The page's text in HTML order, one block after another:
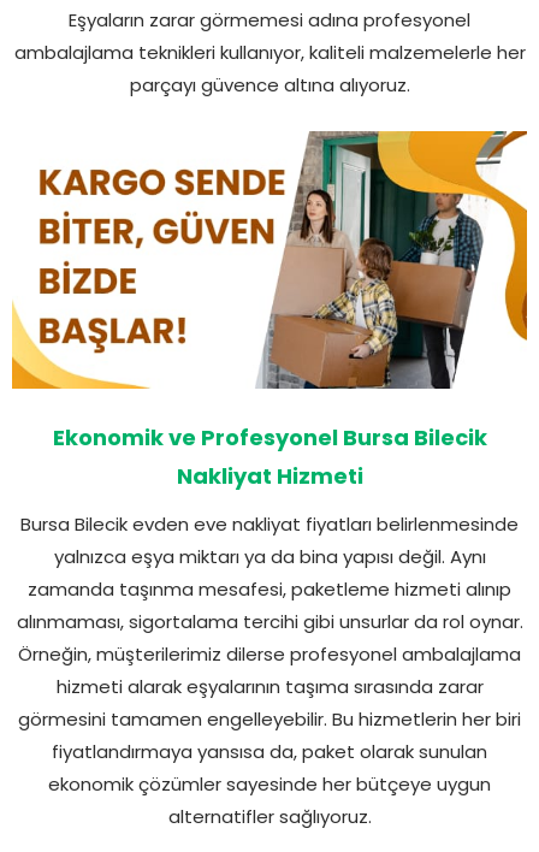
Eşyaların zarar görmemesi adına profesyonel
ambalajlama teknikleri kullanıyor, kaliteli malzemelerle her
parçayı güvence altına alıyoruz.
Ekonomik ve Profesyonel Bursa Bilecik
Nakliyat Hizmeti
Bursa Bilecik evden eve nakliyat fiyatları belirlenmesinde
yalnızca eşya miktarı ya da bina yapısı değil. Aynı
zamanda taşınma mesafesi, paketleme hizmeti alınıp
alınmaması, sigortalama tercihi gibi unsurlar da rol oynar.
Örneğin, müşterilerimiz dilerse profesyonel ambalajlama
hizmeti alarak eşyalarının taşıma sırasında zarar
görmesini tamamen engelleyebilir. Bu hizmetlerin her biri
fiyatlandırmaya yansısa da, paket olarak sunulan
ekonomik çözümler sayesinde her bütçeye uygun
alternatifler sağlıyoruz.